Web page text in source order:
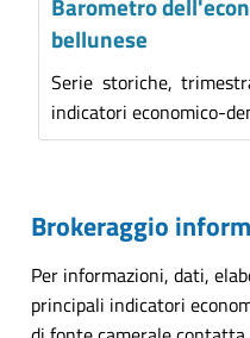
Barometro
bellunese
Serie storiche,
indicatori economico-
Brokeraggio
Per informazioni, dati,
principali indicatori